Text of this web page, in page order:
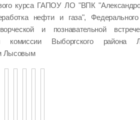
курса ГАПОУ ЛО "ВПК
нефти и газа",
и познавательной
комиссии Выборгского района
Лысовым